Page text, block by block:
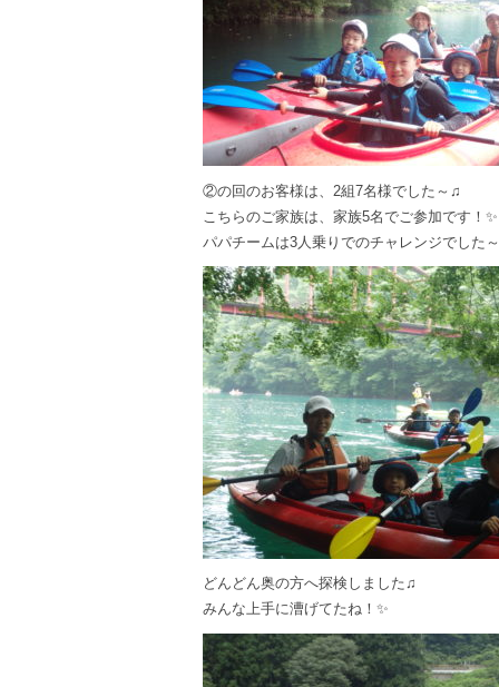
②の回のお客様は、2組7名様でした～♫
こちらのご家族は、家族5名でご参加です！✨
パパチームは3人乗りでのチャレンジでした
どんどん奥の方へ探検しました♫
みんな上手に漕げてたね！✨